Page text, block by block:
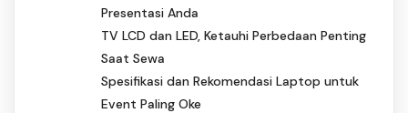
Presentasi Anda
TV LCD dan LED, Ketauhi Perbedaan Penting
Saat Sewa
Spesifikasi dan Rekomendasi Laptop untuk
Event Paling Oke